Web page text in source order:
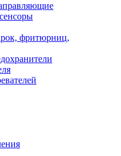
фритюрниц,